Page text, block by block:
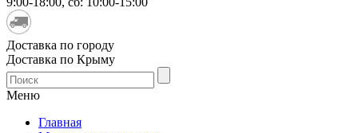
Доставка по городу
Доставка по Крыму
Меню
Главная